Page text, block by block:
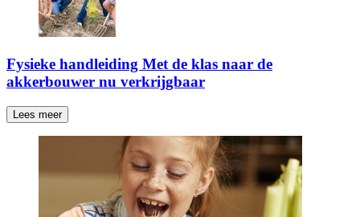
Fysieke handleiding Met de klas naar de
akkerbouwer nu verkrijgbaar
Lees meer